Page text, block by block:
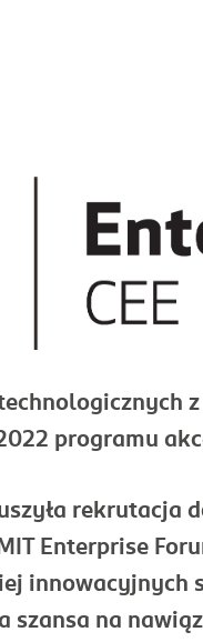
programu
rekrutacja
Enterprise
innowacyjnych
szansa na